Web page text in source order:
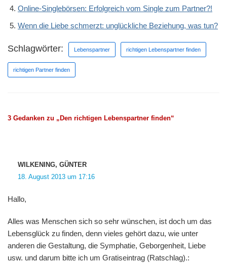
Online-Singlebörsen: Erfolgreich vom Single zum Partner?!
Wenn die Liebe schmerzt: unglückliche Beziehung, was tun?
Schlagwörter: Lebenspartner richtigen Lebenspartner finden
richtigen Partner finden
3 Gedanken zu „Den richtigen Lebenspartner finden“
WILKENING, GÜNTER
18. August 2013 um 17:16
Hallo,
Alles was Menschen sich so sehr wünschen, ist doch um das
Lebensglück zu finden, denn vieles gehört dazu, wie unter
anderen die Gestaltung, die Symphatie, Geborgenheit, Liebe
usw. und darum bitte ich um Gratiseintrag (Ratschlag).: